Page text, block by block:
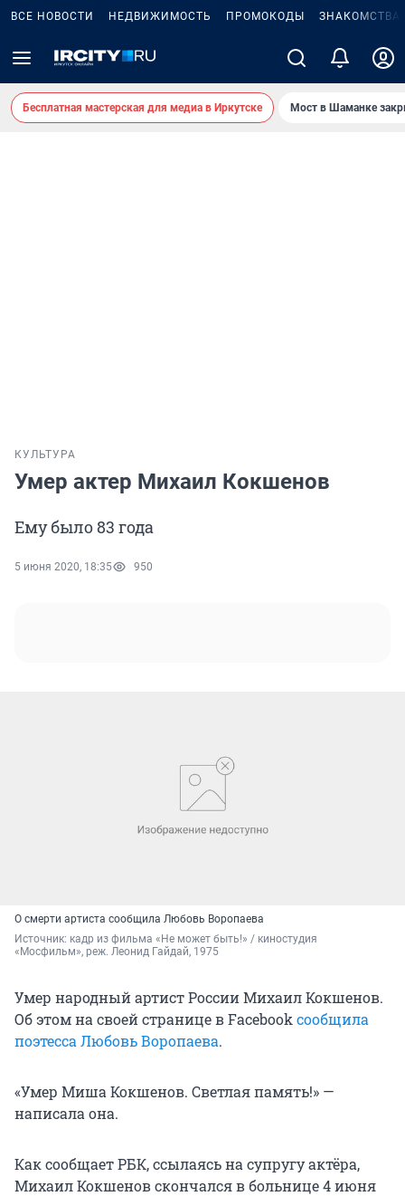
ВСЕ НОВОСТИ НЕДВИЖИМОСТЬ ПРОМОКОДЫ ЗНАКОМСТВА
Бесплатная мастерская для медиа в Иркутске Мост в Шаманке
КУЛЬТУРА
Умер актер Михаил Кокшенов
Ему было 83 года
5 июня 2020, 18:35 950
О смерти артиста сообщила Любовь Воропаева
Источник: кадр из фильма «Не может быть!» / киностудия
«Мосфильм», реж. Леонид Гайдай, 1975
Умер народный артист России Михаил Кокшенов.
Об этом на своей странице в Facebook сообщила
поэтесса Любовь Воропаева.
«Умер Миша Кокшенов. Светлая память!» —
написала она.
Как сообщает РБК, ссылаясь на супругу актёра,
Михаил Кокшенов скончался в больнице 4 июня